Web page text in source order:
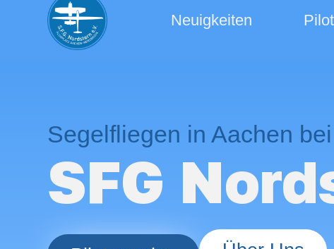
Neuigkeiten
Segelfliegen in Aachen
SFG